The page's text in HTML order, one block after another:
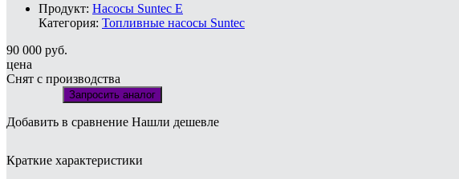
Продукт: Насосы Suntec E
Категория: Топливные насосы Suntec
90 000 руб.
цена
Снят с производства
Запросить аналог
Добавить в сравнение Нашли дешевле
Краткие характеристики